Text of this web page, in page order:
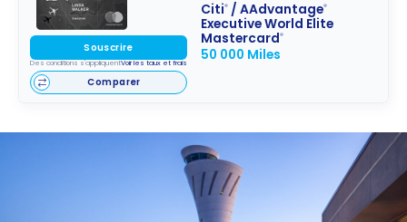
Citi® / AAdvantage®
Executive World Elite
Mastercard®
50 000 Miles
Souscrire
Des conditions s'appliquentVoir les taux et frais
Comparer